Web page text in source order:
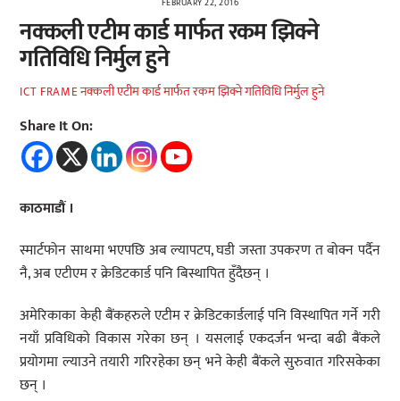
FEBRUARY 22, 2016
नक्कली एटीम कार्ड मार्फत रकम झिक्ने
गतिविधि निर्मुल हुने
ICT FRAMEनक्कली एटीम कार्ड मार्फत रकम झिक्ने गतिविधि निर्मुल हुने
Share It On:
काठमाडौं ।
स्मार्टफोन साथमा भएपछि अब ल्यापटप, घडी जस्ता उपकरण त बोक्न पर्दैन
नै, अब एटीएम र क्रेडिटकार्ड पनि बिस्थापित हुँदैछन् ।
अमेरिकाका केही बैंकहरुले एटीम र क्रेडिटकार्डलाई पनि विस्थापित गर्ने गरी
नयाँ प्रविधिको विकास गरेका छन् । यसलाई एकदर्जन भन्दा बढी बैंकले
प्रयोगमा ल्याउने तयारी गरिरहेका छन् भने केही बैंकले सुरुवात गरिसकेका
छन् ।